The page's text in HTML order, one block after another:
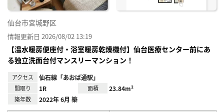
仙台市宮城野区
情報更新日 2026/08/02 13:19
【温水暖房便座付・浴室暖房乾燥機付】仙台医療センター前にあ
る独立洗面台付マンスリーマンション！
アクセス 仙石線「あおば通駅」
間取り 1R 面積 23.84m²
築年数 2022年 6月 築